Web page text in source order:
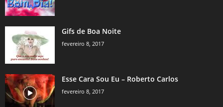
Gifs de Boa Noite
fevereiro 8, 2017
Esse Cara Sou Eu – Roberto Carlos
fevereiro 8, 2017